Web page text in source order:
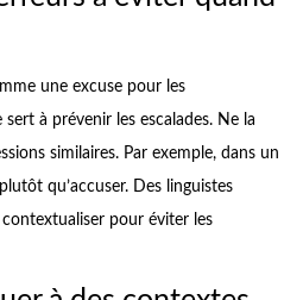
une excuse pour les
à prévenir les escalades. Ne la
similaires. Par exemple, dans un
qu’accuser. Des linguistes
pour éviter les